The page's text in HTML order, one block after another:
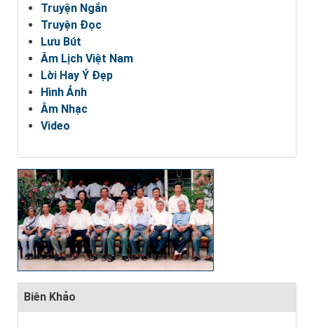
Truyện Ngắn
Truyện Đọc
Lưu Bút
Âm Lịch Việt Nam
Lời Hay Ý Đẹp
Hình Ảnh
Âm Nhạc
Video
Biên Khảo